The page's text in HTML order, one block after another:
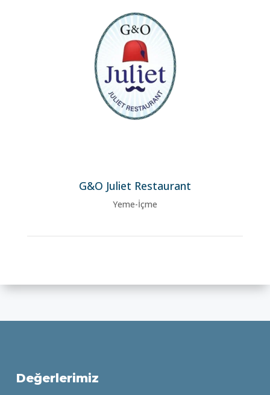
G&O Juliet Restaurant
Yeme-İçme
Değerlerimiz